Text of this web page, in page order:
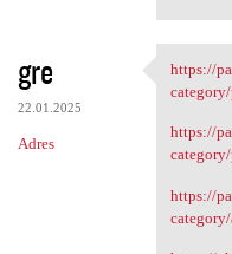
gre
22.01.2025
Adres
https://
https://
https://
https://
category/